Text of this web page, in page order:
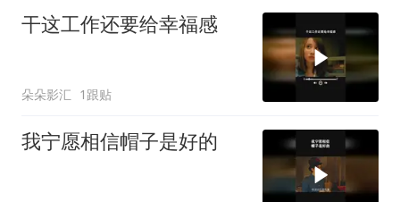
干这工作还要给幸福感
朵朵影汇 1跟贴
我宁愿相信帽子是好的